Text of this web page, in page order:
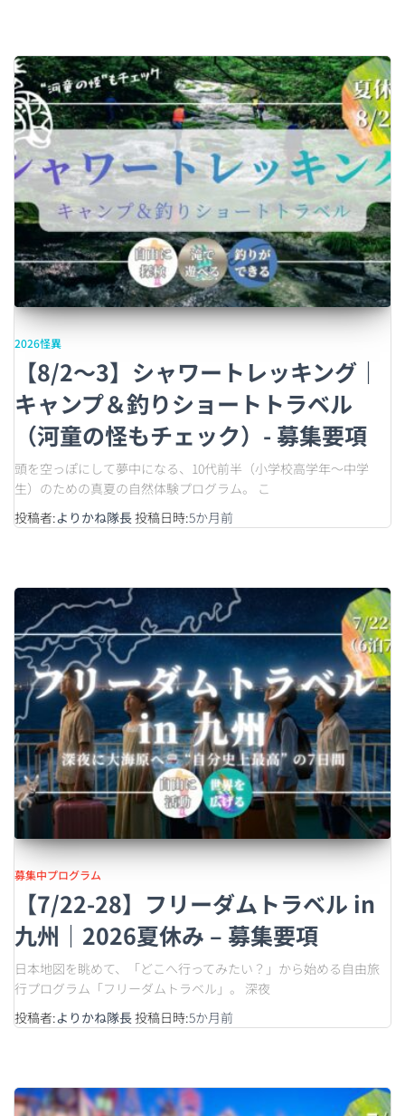
2026怪異
【8/2〜3】シャワートレッキング｜
キャンプ＆釣りショートトラベル
（河童の怪もチェック）- 募集要項
頭を空っぽにして夢中になる、10代前半（小学校高学年〜中学
生）のための真夏の自然体験プログラム。 こ
投稿者:よりかね隊長投稿日時:5か月前
募集中プログラム
【7/22-28】フリーダムトラベル in
九州｜2026夏休み – 募集要項
日本地図を眺めて、「どこへ行ってみたい？」から始める自由旅
行プログラム「フリーダムトラベル」。 深夜
投稿者:よりかね隊長投稿日時:5か月前